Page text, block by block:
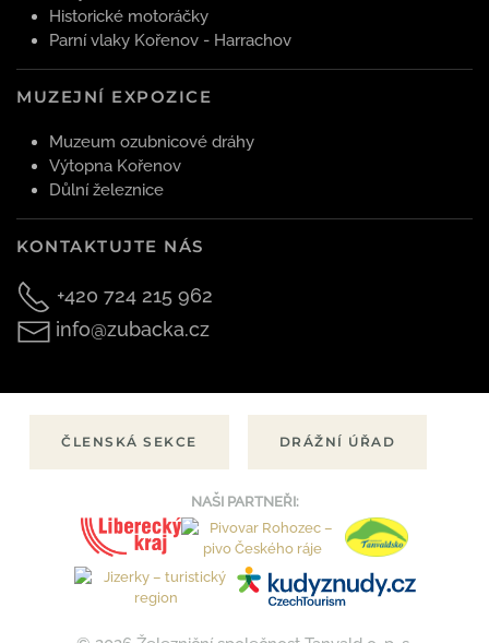
Historické motoráčky
Parní vlaky Kořenov - Harrachov
MUZEJNÍ EXPOZICE
Muzeum ozubnicové dráhy
Výtopna Kořenov
Důlní železnice
KONTAKTUJTE NÁS
+420 724 215 962
info@zubacka.cz
ČLENSKÁ SEKCE DRÁŽNÍ ÚŘAD
NAŠI PARTNEŘI: